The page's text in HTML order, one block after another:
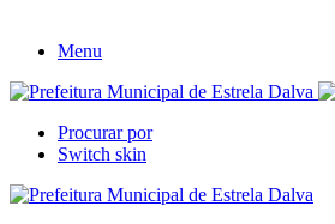
Menu
Procurar por
Switch skin